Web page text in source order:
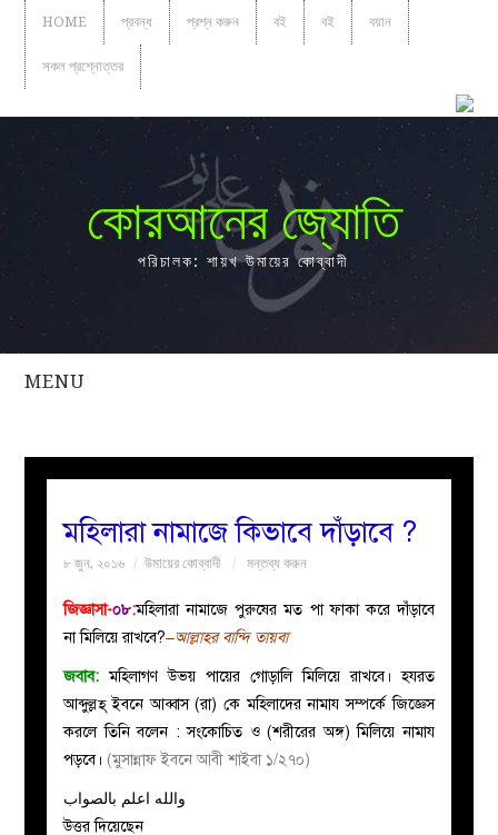
HOME প্রবন্ধ প্রশ্ন করুন বই বই বয়ান
সকল প্রশ্নোত্তর
কোরআনের জ্যোতি
পরিচালক: শায়খ উমায়ের কোব্বাদী
MENU
সকল
নারীদের
ইসলাহী
মজলিস
মহিলারা নামাজে কিভাবে দাঁড়াবে ?
৮ জুন, ২০১৬ উমায়ের কোব্বাদী মন্তব্য করুন
জিজ্ঞাসা-০৮:মহিলারা নামাজে পুরুষের মত পা ফাকা করে দাঁড়াবে
না মিলিয়ে রাখবে?–আল্লাহর বান্দি তায়বা
জবাব: মহিলাগণ উভয় পায়ের গোড়ালি মিলিয়ে রাখবে। হযরত
আব্দুল্লহ্ ইবনে আব্বাস (রা) কে মহিলাদের নামায সম্পর্কে জিজ্ঞেস
করলে তিনি বলেন : সংকোচিত ও (শরীরের অঙ্গ) মিলিয়ে নামায
পড়বে। (মুসান্নাফ ইবনে আবী শাইবা ১/২৭০)
والله اعلم بالصواب
উত্তর দিয়েছেন